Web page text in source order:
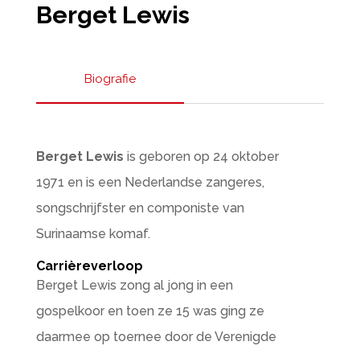
Berget Lewis
Biografie
Berget Lewis is geboren op 24 oktober
1971 en is een Nederlandse zangeres,
songschrijfster en componiste van
Surinaamse komaf.
Carrièreverloop
Berget Lewis zong al jong in een
gospelkoor en toen ze 15 was ging ze
daarmee op toernee door de Verenigde